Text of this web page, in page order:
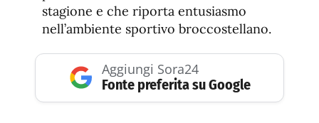
stagione e che riporta entusiasmo
nell’ambiente sportivo broccostellano.
Aggiungi Sora24
Fonte preferita su Google